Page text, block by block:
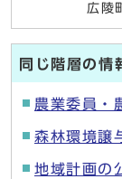
広陵
同じ階層の情
農業委員・
森林環境譲
地域計画の